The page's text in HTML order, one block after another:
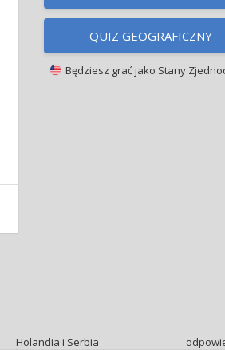
QUIZ GEOGRAFICZNY
Będziesz grać jako Stany
Holandia i Serbia